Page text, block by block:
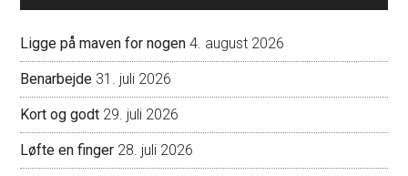
Ligge på maven for nogen 4. august 2026
Benarbejde 31. juli 2026
Kort og godt 29. juli 2026
Løfte en finger 28. juli 2026